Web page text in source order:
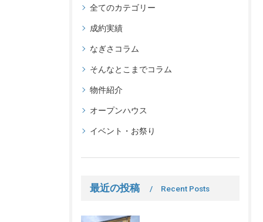
全てのカテゴリー
成約実績
なぎさコラム
そんなとこまでコラム
物件紹介
オープンハウス
イベント・お祭り
最近の投稿 Recent Posts